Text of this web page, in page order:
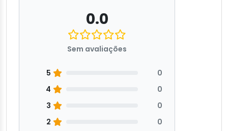
0.0
Sem avaliações
5
0
4
0
3
0
2
0